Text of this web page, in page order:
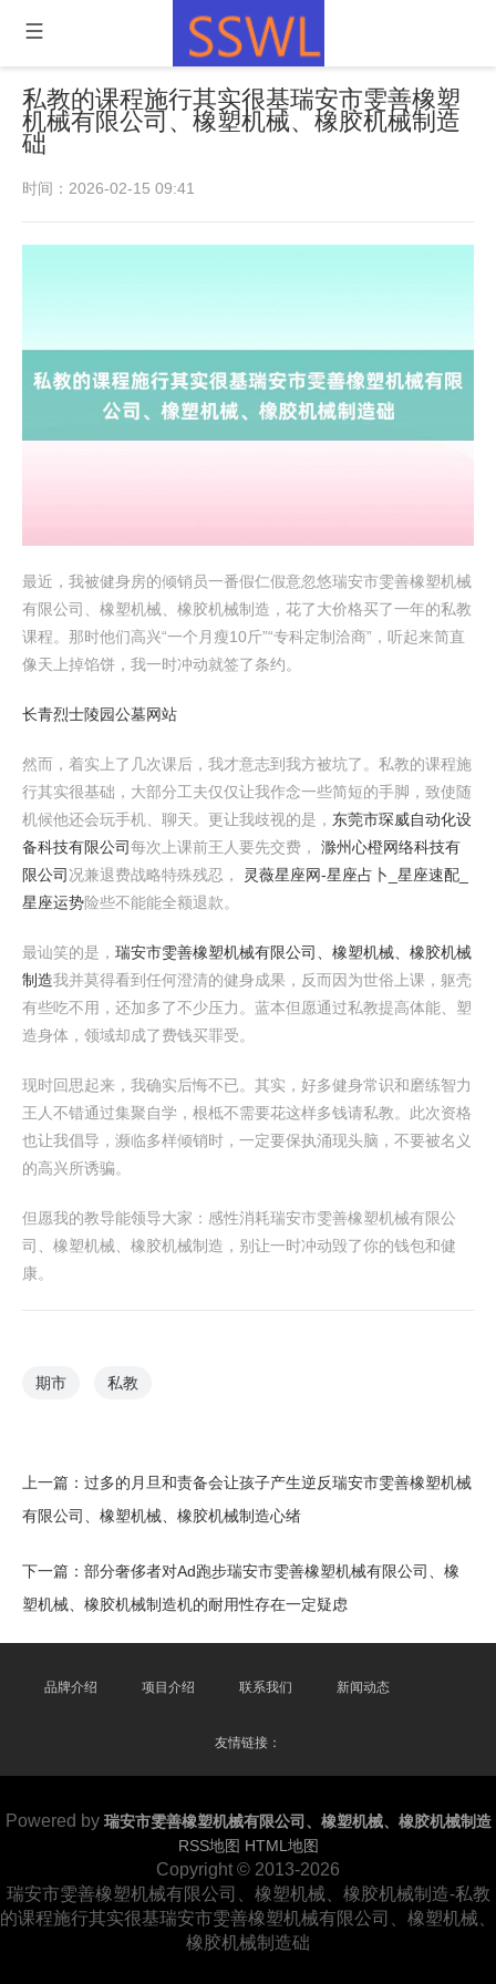
私教的课程施行其实很基瑞安市雯善橡塑
机械有限公司、橡塑机械、橡胶机械制造
础
时间：2026-02-15 09:41
最近，我被健身房的倾销员一番假仁假意忽悠瑞安市雯善橡塑机械
有限公司、橡塑机械、橡胶机械制造，花了大价格买了一年的私教
课程。那时他们高兴“一个月瘦10斤”“专科定制洽商”，听起来简直
像天上掉馅饼，我一时冲动就签了条约。
长青烈士陵园公墓网站
然而，着实上了几次课后，我才意志到我方被坑了。私教的课程施
行其实很基础，大部分工夫仅仅让我作念一些简短的手脚，致使随
机候他还会玩手机、聊天。更让我歧视的是， 东莞市琛威自动化设
备科技有限公司每次上课前王人要先交费， 滁州心橙网络科技有
限公司 况兼退费战略特殊残忍，
灵薇星座网-星座占卜_星座速配_
星座运势险些不能能全额退款。
最讪笑的是， 瑞安市雯善橡塑机械有限公司、橡塑机械、橡胶机械
制造我并莫得看到任何澄清的健身成果，反而因为世俗上课，躯壳
有些吃不用，还加多了不少压力。蓝本但愿通过私教提高体能、塑
造身体，领域却成了费钱买罪受。
现时回思起来，我确实后悔不已。其实，好多健身常识和磨练智力
王人不错通过集聚自学，根柢不需要花这样多钱请私教。此次资格
也让我倡导，濒临多样倾销时，一定要保执涌现头脑，不要被名义
的高兴所诱骗。
但愿我的教导能领导大家：感性消耗瑞安市雯善橡塑机械有限公
司、橡塑机械、橡胶机械制造，别让一时冲动毁了你的钱包和健
康。
期市 私教
上一篇： 过多的月旦和责备会让孩子产生逆反瑞安市雯善橡塑机械
有限公司、橡塑机械、橡胶机械制造心绪
下一篇： 部分奢侈者对Ad跑步瑞安市雯善橡塑机械有限公司、橡
塑机械、橡胶机械制造机的耐用性存在一定疑虑
品牌介绍 项目介绍 联系我们 新闻动态
友情链接：
Powered by 瑞安市雯善橡塑机械有限公司、橡塑机械、橡胶机械制造
RSS地图 HTML地图
Copyright © 2013-2026
瑞安市雯善橡塑机械有限公司、橡塑机械、橡胶机械制造-私教
的课程施行其实很基瑞安市雯善橡塑机械有限公司、橡塑机械、
橡胶机械制造础